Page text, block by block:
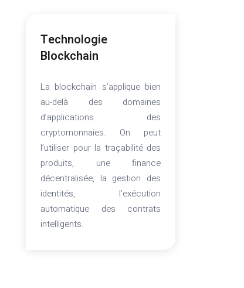
Technologie
Blockchain
La blockchain s’applique bien
au-delà des domaines
d’applications des
cryptomonnaies. On peut
l’utiliser pour la traçabilité des
produits, une finance
décentralisée, la gestion des
identités, l’exécution
automatique des contrats
intelligents.